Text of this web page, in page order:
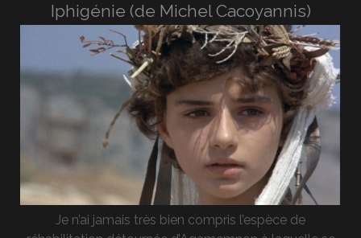
Iphigénie (de Michel Cacoyannis)
Je n’ai jamais très bien compris l’espèce de